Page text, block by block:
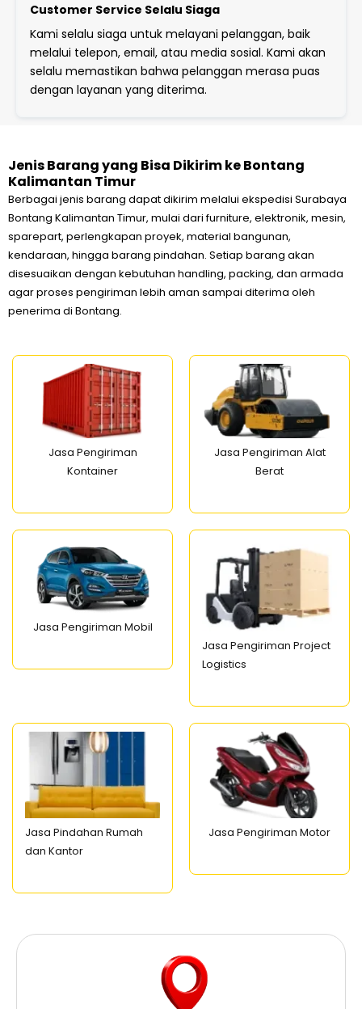
Customer Service Selalu Siaga
Kami selalu siaga untuk melayani pelanggan, baik
melalui telepon, email, atau media sosial. Kami akan
selalu memastikan bahwa pelanggan merasa puas
dengan layanan yang diterima.
Jenis Barang yang Bisa Dikirim ke Bontang
Kalimantan Timur
Berbagai jenis barang dapat dikirim melalui ekspedisi Surabaya
Bontang Kalimantan Timur, mulai dari furniture, elektronik, mesin,
sparepart, perlengkapan proyek, material bangunan,
kendaraan, hingga barang pindahan. Setiap barang akan
disesuaikan dengan kebutuhan handling, packing, dan armada
agar proses pengiriman lebih aman sampai diterima oleh
penerima di Bontang.
Jasa Pengiriman
Kontainer
Jasa Pengiriman Alat
Berat
Jasa Pengiriman Mobil
Jasa Pengiriman Project
Logistics
Jasa Pindahan Rumah
dan Kantor
Jasa Pengiriman Motor